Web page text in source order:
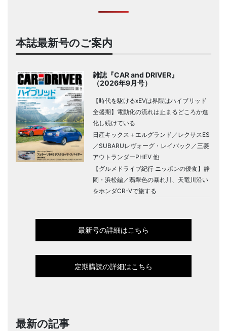
本誌最新号のご案内
雑誌『CAR and DRIVER』
（2026年9月号）
【時代を駆けるxEVは界隈はハイブリッド
全盛期】電動化の流れは止まるどころか進
化し続けている
日産キックス＋エルグランド／レクサスES
／SUBARUレヴォーグ・レイバック／三菱
アウトランダーPHEV 他
【グルメドライブ紀行 ニッポンの優食】静
岡・浜松編／翡翠色の暴れ川、天竜川沿い
をホンダCR-Vで旅する
最新号の詳細はこちら
定期購読の詳細はこちら
最新の記事